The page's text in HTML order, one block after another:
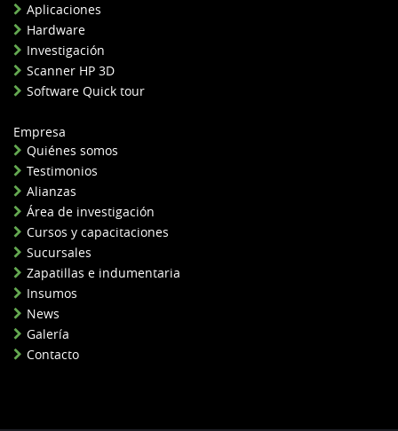
Aplicaciones
Hardware
Investigación
Scanner HP 3D
Software Quick tour
Empresa
Quiénes somos
Testimonios
Alianzas
Área de investigación
Cursos y capacitaciones
Sucursales
Zapatillas e indumentaria
Insumos
News
Galería
Contacto